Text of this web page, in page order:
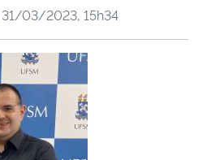
e Comunicações
31/03/2023, 15h34